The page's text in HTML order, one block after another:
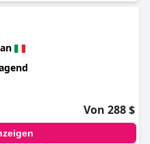
Von 288 $